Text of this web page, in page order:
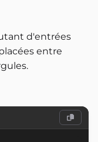
d'entrées
entre